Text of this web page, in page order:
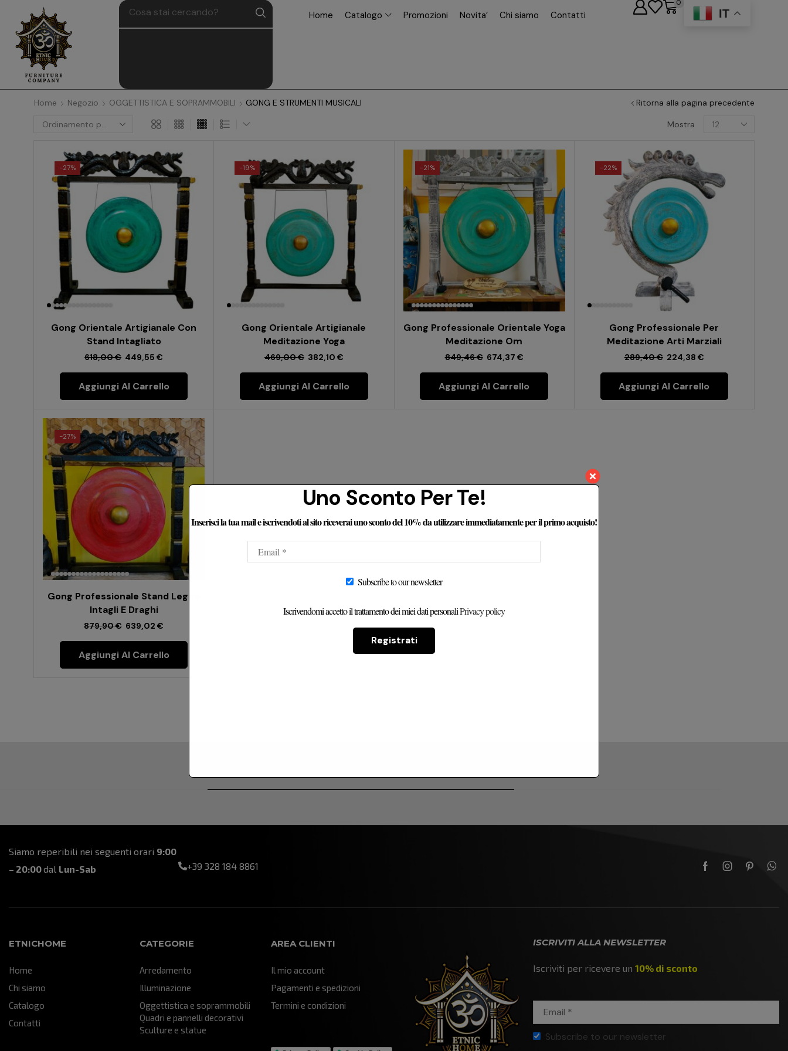
Home Catalogo Promozioni Novita’ Chi siamo Contatti
0
IT
Home Negozio OGGETTISTICA E SOPRAMMOBILI GONG E STRUMENTI MUSICALI Ritorna alla pagina precedente
Mostra
-27%
Gong Orientale Artigianale Con
Stand Intagliato
618,00€ 449,55€
Aggiungi Al Carrello
-19%
Gong Orientale Artigianale
Meditazione Yoga
469,00€ 382,10 €
Aggiungi Al Carrello
-21%
Gong Professionale Orientale Yoga
Meditazione Om
849,46€ 674,37 €
Aggiungi Al Carrello
-22%
Gong Professionale Per
Meditazione Arti Marziali
289,40€ 224,38 €
Aggiungi Al Carrello
-27%
Gong Professionale Stand Legno
Intagli E Draghi
879,90€ 639,02€
Aggiungi Al Carrello
Le Recensioni Dei Nostri Clienti
Siamo reperibili nei seguenti orari 9:00
– 20:00dal Lun-Sab +39 328 184 8861
ETNICHOME
Home
Chi siamo
Catalogo
Contatti
CATEGORIE
Arredamento
Illuminazione
Oggettistica e soprammobili
Quadri e pannelli decorativi
Sculture e statue
AREA CLIENTI
Il mio account
Pagamenti e spedizioni
Termini e condizioni
ISCRIVITI ALLA NEWSLETTER
Iscriviti per ricevere un 10% di sconto
Subscribe to our newsletter
Uno Sconto Per Te!
Inserisci la tua mail e iscrivendoti al sito riceverai uno sconto del 10% da utilizzare immediatamente per il primo acquisto!
Subscribe to our newsletter
Iscrivendomi accetto il trattamento dei miei dati personaliPrivacy policy
Registrati